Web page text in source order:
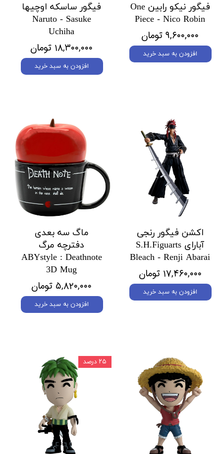
فیگور نیکو رابین One
Piece - Nico Robin
۹,۶۰۰,۰۰۰ تومان
افزودن به سبد خرید
فیگور ساسکه اوچیها
Naruto - Sasuke
Uchiha
۱۸,۳۰۰,۰۰۰ تومان
افزودن به سبد خرید
اکشن فیگور رنجی
آبارای S.H.Figuarts
Bleach - Renji Abarai
۱۷,۴۶۰,۰۰۰ تومان
افزودن به سبد خرید
ماگ سه بعدی
دفترچه مرگ
ABYstyle : Deathnote
3D Mug
۵,۸۲۰,۰۰۰ تومان
افزودن به سبد خرید
۲۵ درصد